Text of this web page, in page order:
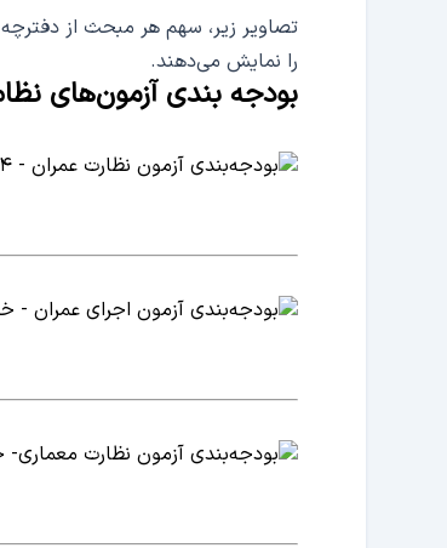
تصاویر زیر، سهم هر مبحث از
را نمایش می‌دهند.
بودجه بندی آزمون‌های